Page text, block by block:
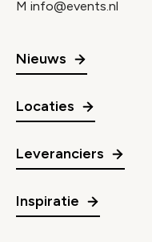
M info@events.nl
Nieuws
Locaties
Leveranciers
Inspiratie